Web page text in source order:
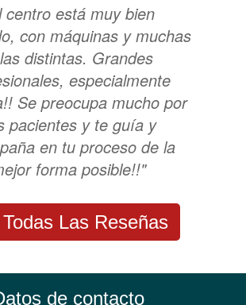
centro está muy bien
con máquinas y muchas
distintas. Grandes
especialmente
Se preocupa mucho por
pacientes y te guía y
en tu proceso de la
forma posible!!"
Las Reseñas
de contacto